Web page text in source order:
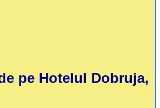
pe Hotelul Dobruja,